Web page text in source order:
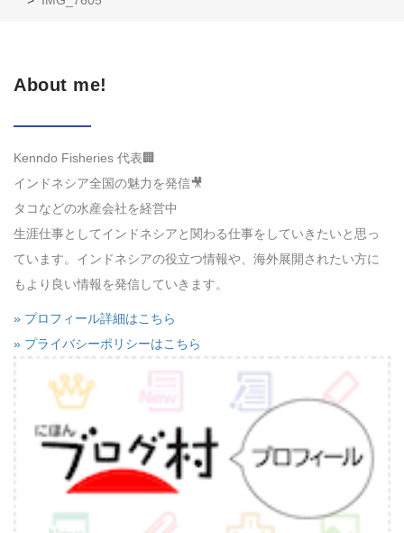
タコなどの水産会社を経営中
ています。インドネシアの役立つ情報や、海外展開されたい方に
もより良い情報を発信していきます。
» プロフィール詳細はこちら
» プライバシーポリシーはこちら
にほんブログ村
にほんブログ村